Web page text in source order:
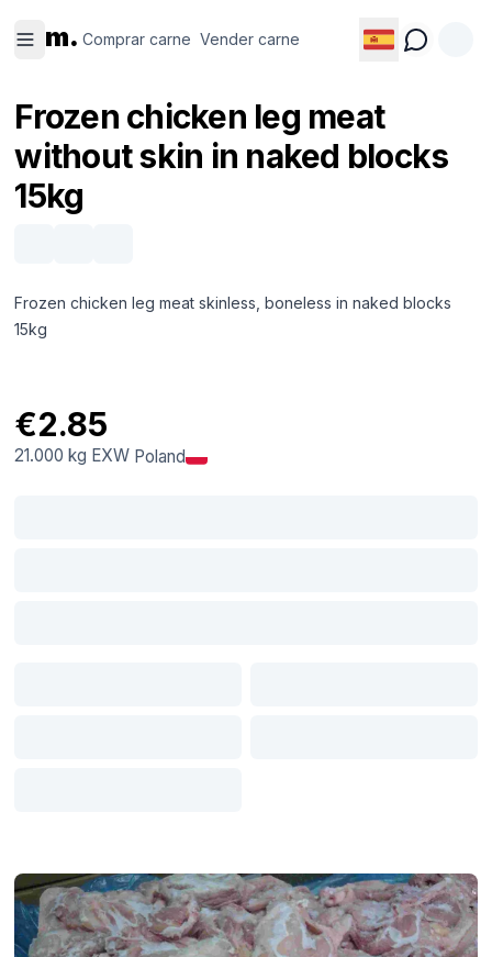
m. Comprar carne Vender carne
carne
carne
Frozen chicken leg meat
without skin in naked blocks
15kg
Frozen chicken leg meat skinless, boneless in naked blocks
15kg
€2.85
21.000 kg EXW Poland